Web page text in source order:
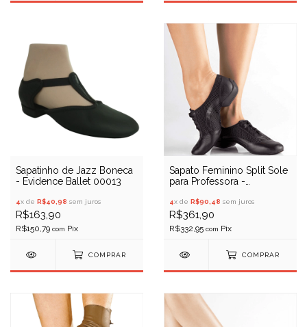
Sapatinho de Jazz Boneca
- Evidence Ballet 00013
4x de R$40,98 sem juros
R$163,90
R$150,79 com
COMPRAR
Sapato Feminino Split Sole
para Professora -
JZ99
4x de R$90,48 sem juros
R$361,90
R$332,95 com
COMPRAR